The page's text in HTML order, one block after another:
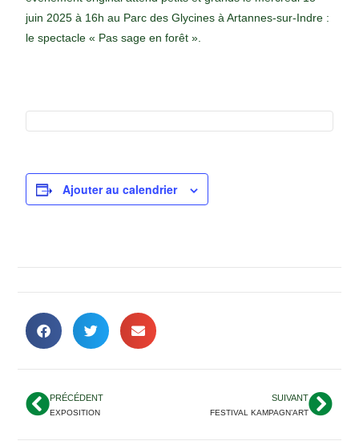
juin 2025 à 16h au Parc des Glycines à Artannes-sur-Indre :
le spectacle « Pas sage en forêt ».
Ajouter au calendrier
PRÉCÉDENT
EXPOSITION
SUIVANT
FESTIVAL KAMPAGN’ART